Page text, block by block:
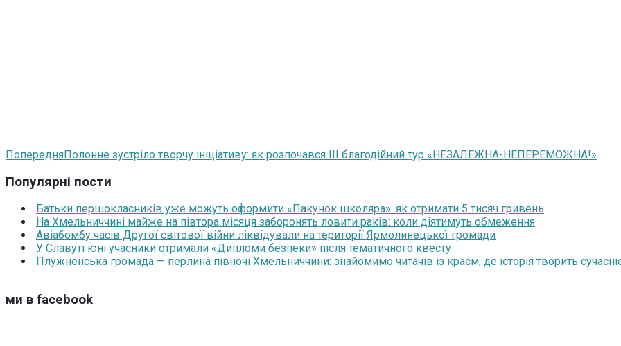
ПопередняПолонне зустріло творчу ініціативу: як розпочався ІІІ благодійний тур «НЕЗАЛЕЖНА-НЕПЕРЕМОЖНА!»
Популярні пости
Батьки першокласників уже можуть оформити «Пакунок школяра»: як отримати 5 тисяч гривень
На Хмельниччині майже на півтора місяця заборонять ловити раків: коли діятимуть обмеження
Авіабомбу часів Другої світової війни ліквідували на території Ярмолинецької громади
У Славуті юні учасники отримали «Дипломи безпеки» після тематичного квесту
Плужненська громада — перлина півночі Хмельниччини: знайомимо читачів із краєм, де історія творить
ми в facebook